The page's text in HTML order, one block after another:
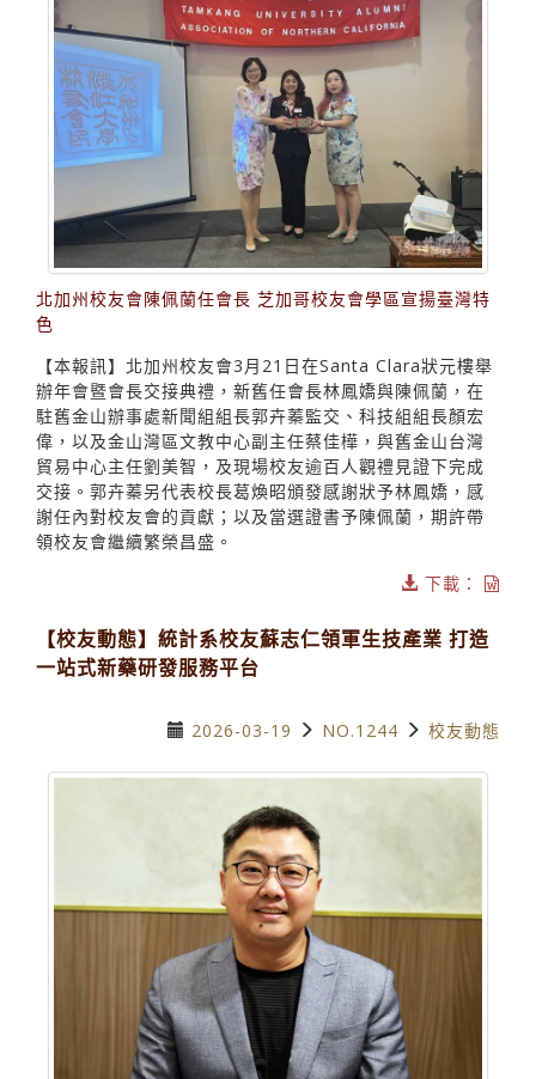
北加州校友會陳佩蘭任會長 芝加哥校友會學區宣揚臺灣特
色
【本報訊】北加州校友會3月21日在Santa Clara狀元樓舉
辦年會暨會長交接典禮，新舊任會長林鳳嬌與陳佩蘭，在
駐舊金山辦事處新聞組組長郭卉蓁監交、科技組組長顏宏
偉，以及金山灣區文教中心副主任蔡佳樺，與舊金山台灣
貿易中心主任劉美智，及現場校友逾百人觀禮見證下完成
交接。郭卉蓁另代表校長葛煥昭頒發感謝狀予林鳳嬌，感
謝任內對校友會的貢獻；以及當選證書予陳佩蘭，期許帶
領校友會繼續繁榮昌盛。
下載：
【校友動態】統計系校友蘇志仁領軍生技產業 打造
一站式新藥研發服務平台
2026-03-19 NO.1244 校友動態